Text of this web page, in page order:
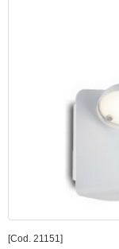
[Cod. 21151]